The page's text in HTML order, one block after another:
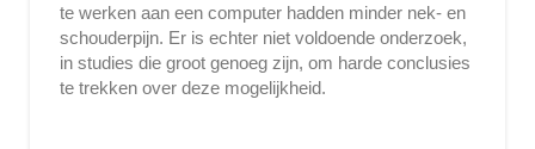
te werken aan een computer hadden minder nek- en
schouderpijn. Er is echter niet voldoende onderzoek,
in studies die groot genoeg zijn, om harde conclusies
te trekken over deze mogelijkheid.